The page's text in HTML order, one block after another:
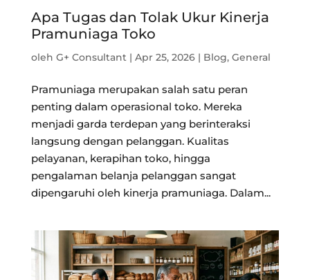
Apa Tugas dan Tolak Ukur Kinerja
Pramuniaga Toko
oleh G+ Consultant| Apr 25, 2026| Blog, General
Pramuniaga merupakan salah satu peran
penting dalam operasional toko. Mereka
menjadi garda terdepan yang berinteraksi
langsung dengan pelanggan. Kualitas
pelayanan, kerapihan toko, hingga
pengalaman belanja pelanggan sangat
dipengaruhi oleh kinerja pramuniaga. Dalam...